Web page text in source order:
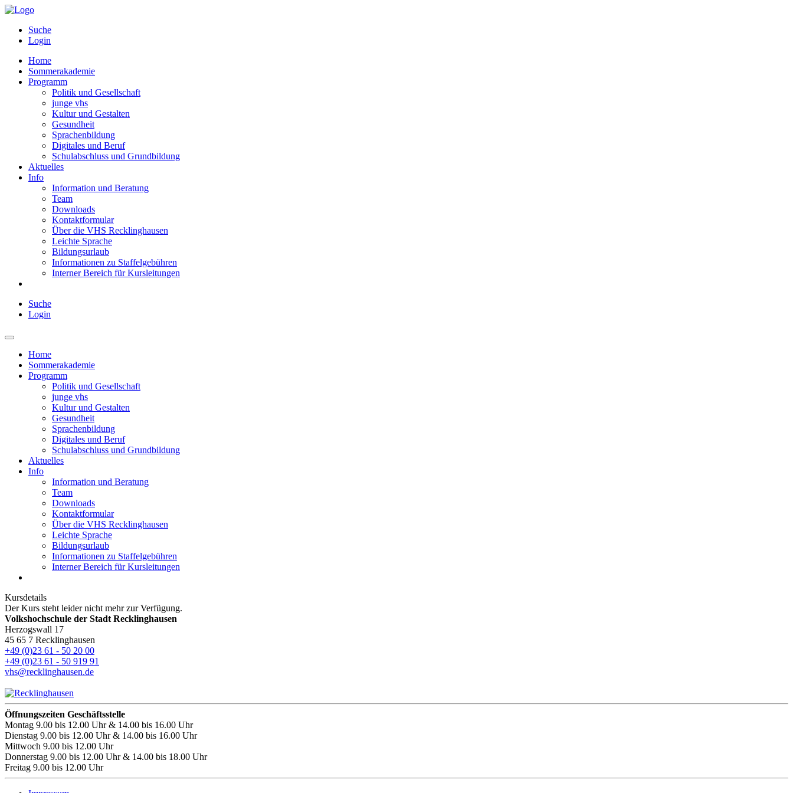
Suche
Login
Home
Sommerakademie
Programm
Politik und Gesellschaft
junge vhs
Kultur und Gestalten
Gesundheit
Sprachenbildung
Digitales und Beruf
Schulabschluss und Grundbildung
Aktuelles
Info
Information und Beratung
Team
Downloads
Kontaktformular
Über die VHS Recklinghausen
Leichte Sprache
Bildungsurlaub
Informationen zu Staffelgebühren
Interner Bereich für Kursleitungen
Suche
Login
Home
Sommerakademie
Programm
Politik und Gesellschaft
junge vhs
Kultur und Gestalten
Gesundheit
Sprachenbildung
Digitales und Beruf
Schulabschluss und Grundbildung
Aktuelles
Info
Information und Beratung
Team
Downloads
Kontaktformular
Über die VHS Recklinghausen
Leichte Sprache
Bildungsurlaub
Informationen zu Staffelgebühren
Interner Bereich für Kursleitungen
Kursdetails
Der Kurs steht leider nicht mehr zur Verfügung.
Volkshochschule der Stadt Recklinghausen
Herzogswall 17
45 65 7 Recklinghausen
+49 (0)23 61 - 50 20 00
+49 (0)23 61 - 50 919 91
vhs@recklinghausen.de
Öffnungszeiten Geschäftsstelle
Montag 9.00 bis 12.00 Uhr & 14.00 bis 16.00 Uhr
Dienstag 9.00 bis 12.00 Uhr & 14.00 bis 16.00 Uhr
Mittwoch 9.00 bis 12.00 Uhr
Donnerstag 9.00 bis 12.00 Uhr & 14.00 bis 18.00 Uhr
Freitag 9.00 bis 12.00 Uhr